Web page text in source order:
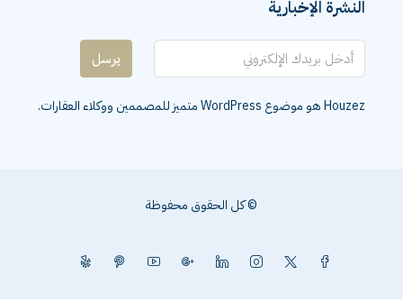
النشرة الإخبارية
يرسل
Houzez هو موضوع WordPress متميز للمصممين ووكلاء العقارات.
© كل الحقوق محفوظة